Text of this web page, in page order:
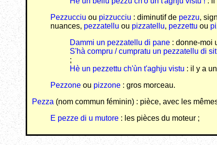
Pezzucciu ou pizzucciu : diminutif de pezzu,
nuances, pezzatellu ou pizzatellu, pezzettu ou
Dammi un pezzatellu di pane: donne-moi
S'hà compru / cumpratu un pezzatellu di
;
Hè un pezzettu ch'ùn t'aghju vistu : il y a
Pezzoneou pizzone: gros morceau.
Pezza (nom commun féminin) : pièce, avec les
E pezze di u mutore: les pièces du moteur ;